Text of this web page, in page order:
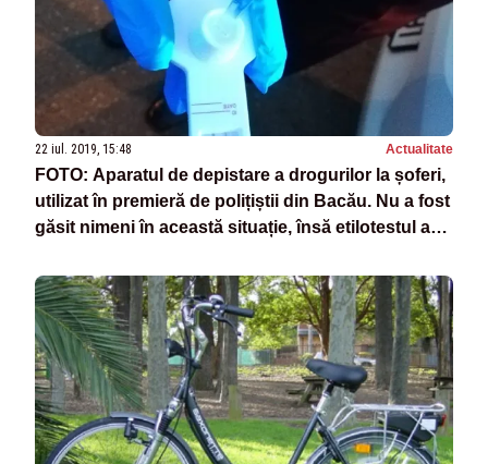
22 iul. 2019, 15:48 Actualitate
FOTO: Aparatul de depistare a drogurilor la șoferi,
utilizat în premieră de polițiștii din Bacău. Nu a fost
găsit nimeni în această situație, însă etilotestul a